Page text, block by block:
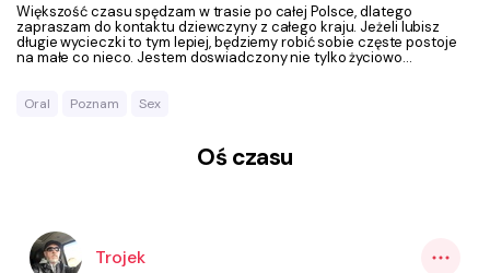
Większość czasu spędzam w trasie po całej Polsce, dlatego
zapraszam do kontaktu dziewczyny z całego kraju. Jeżeli lubisz
długie wycieczki to tym lepiej, będziemy robić sobie częste postoje
na małe co nieco. Jestem doswiadczony nie tylko życiowo...
Oral Poznam Sex
Oś czasu
Trojek